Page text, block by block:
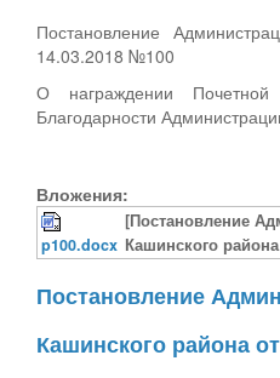
Постановление
14.03.2018 №100
О награждении
Благодарности
Вложения:
p100.docx
[Постановление
Кашинского
Постановление
Кашинского района